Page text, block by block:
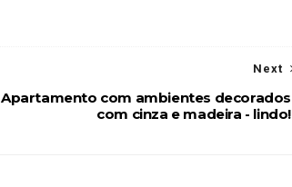
Next
Apartamento com ambientes decorados
com cinza e madeira - lindo!